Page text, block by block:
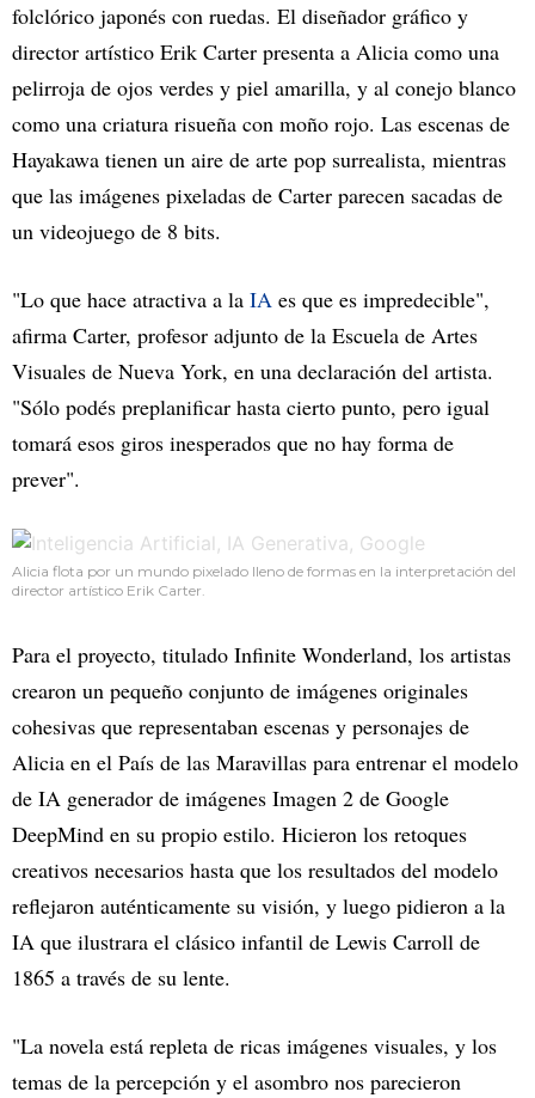
folclórico japonés con ruedas. El diseñador gráfico y
director artístico Erik Carter presenta a Alicia como una
pelirroja de ojos verdes y piel amarilla, y al conejo blanco
como una criatura risueña con moño rojo. Las escenas de
Hayakawa tienen un aire de arte pop surrealista, mientras
que las imágenes pixeladas de Carter parecen sacadas de
un videojuego de 8 bits.
"Lo que hace atractiva a la IA es que es impredecible",
afirma Carter, profesor adjunto de la Escuela de Artes
Visuales de Nueva York, en una declaración del artista.
"Sólo podés preplanificar hasta cierto punto, pero igual
tomará esos giros inesperados que no hay forma de
prever".
Alicia flota por un mundo pixelado lleno de formas en la interpretación del
director artístico Erik Carter.
Para el proyecto, titulado Infinite Wonderland, los artistas
crearon un pequeño conjunto de imágenes originales
cohesivas que representaban escenas y personajes de
Alicia en el País de las Maravillas para entrenar el modelo
de IA generador de imágenes Imagen 2 de Google
DeepMind en su propio estilo. Hicieron los retoques
creativos necesarios hasta que los resultados del modelo
reflejaron auténticamente su visión, y luego pidieron a la
IA que ilustrara el clásico infantil de Lewis Carroll de
1865 a través de su lente.
"La novela está repleta de ricas imágenes visuales, y los
temas de la percepción y el asombro nos parecieron